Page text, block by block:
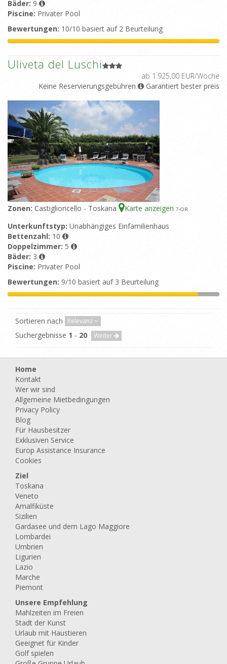
Bäder: 9
Piscine: Privater Pool
Bewertungen: 10/10 basiert auf 2 Beurteilung
Uliveta del Luschi
ab 1.925,00 EUR/Woche
Keine Reservierungsgebühren
Garantiert bester preis
Zonen: Castiglioncello - Toskana Karte anzeigen 7-OR
Unterkunftstyp: Unabhängiges Einfamilienhaus
Bettenzahl: 10
Doppelzimmer: 5
Bäder: 3
Piscine: Privater Pool
Bewertungen: 9/10 basiert auf 3 Beurteilung
Sortieren nach Relevanz
Suchergebnisse 1 - 20 Weiter
Home
Kontakt
Wer wir sind
Allgemeine Mietbedingungen
Privacy Policy
Blog
Für Hausbesitzer
Exklusiven Service
Europ Assistance Insurance
Cookies
Ziel
Toskana
Veneto
Amalfiküste
Sizilien
Gardasee und dem Lago Maggiore
Lombardei
Umbrien
Ligurien
Lazio
Marche
Piemont
Unsere Empfehlung
Mahlzeiten im Freien
Stadt der Kunst
Urlaub mit Haustieren
Geeignet für Kinder
Golf spielen